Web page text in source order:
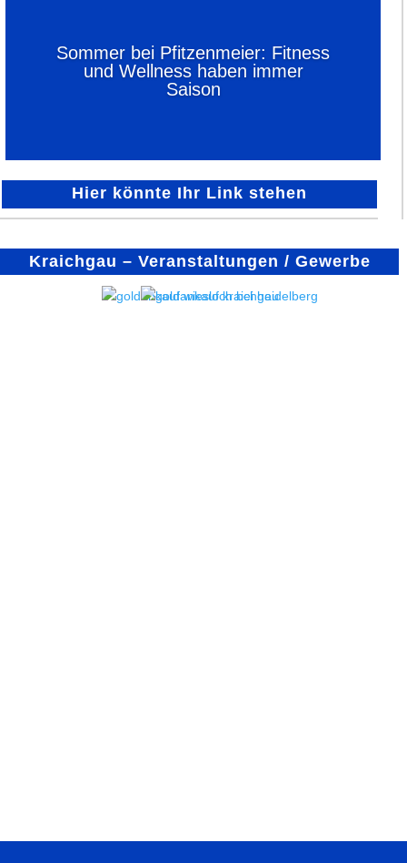
Sommer bei Pfitzenmeier: Fitness
und Wellness haben immer
Saison
Hier könnte Ihr Link stehen
Kraichgau – Veranstaltungen / Gewerbe